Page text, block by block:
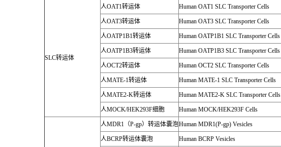
SLC转运体
人OAT1转运体 Human OAT1 SLC Transporter Cells
人OAT3转运体 Human OAT3 SLC Transporter Cells
人OATP1B1转运体 Human OATP1B1 SLC Transporter Cells
人OATP1B3转运体 Human OATP1B3 SLC Transporter Cells
人OCT2转运体 Human OCT2 SLC Transporter Cells
人MATE-1转运体 Human MATE-1 SLC Transporter Cells
人MATE2-K转运体 Human MATE2-K SLC Transporter Cells
人MOCK/HEK293F细胞 Human MOCK/HEK293F Cells
人MDR1 （P-gp）转运体囊泡Human MDR1(P-gp) Vesicles
人BCRP转运体囊泡 Human BCRP Vesicles